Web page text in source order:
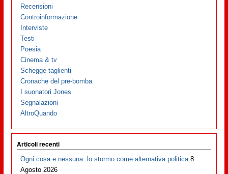
Recensioni
Controinformazione
Interviste
Testi
Poesia
Cinema & tv
Schegge taglienti
Cronache del pre-bomba
I suonatori Jones
Segnalazioni
AltroQuando
Articoli recenti
Ogni cosa e nessuna: lo stormo come alternativa politica 8
Agosto 2026